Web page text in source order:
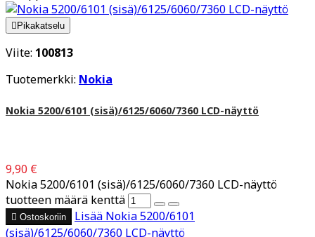
 Pikakatselu
Viite: 100813
Tuotemerkki: Nokia
Nokia 5200/6101 (sisä)/6125/6060/7360 LCD-näyttö
9,90 €
Nokia 5200/6101 (sisä)/6125/6060/7360 LCD-näyttö
tuotteen määrä kenttä
 Ostoskoriin Lisää Nokia 5200/6101
(sisä)/6125/6060/7360 LCD-näyttö